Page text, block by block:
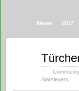
News DS?
Community
Starslayers